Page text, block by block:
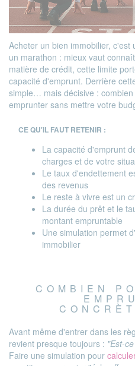
Acheter un bien immobilier,
un marathon : mieux vaut
matière de crédit, cette limite
capacité d'emprunt. Derrière
simple… mais décisive :
emprunter sans mettre votre
CE QU'IL FAUT RETENIR :
La capacité d'emprunt
charges et de votre
Le taux d'endettement
des revenus
Le reste à vivre est un
La durée du prêt et le
montant empruntable
Une simulation permet
immobilier
COMBIEN
Avant même d'entrer dans les
revient presque toujours : "Est-
Faire une simulation pour